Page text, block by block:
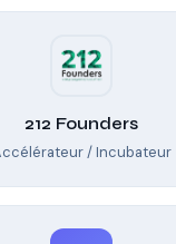
212 Founders
/ Incubateur